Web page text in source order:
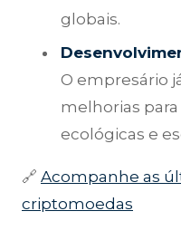
globais.
O empresário
melhorias
ecológicas e
🔗 Acompanhe as
criptomoedas